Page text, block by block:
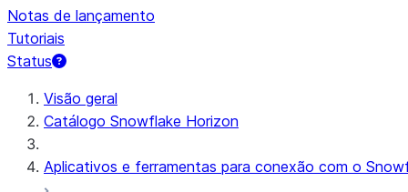
Notas de lançamento
Tutoriais
Status
Visão geral
Catálogo Snowflake Horizon
Aplicativos e ferramentas para conexão com o